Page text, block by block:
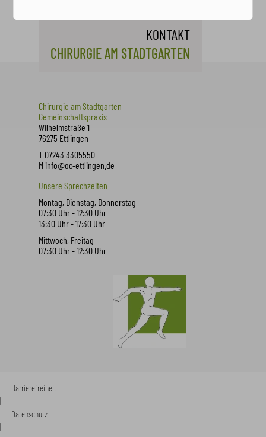
KONTAKT
CHIRURGIE AM STADTGARTEN
Chirurgie am Stadtgarten
Gemeinschaftspraxis
Wilhelmstraße 1
76275 Ettlingen
T 07243 3305550
M info@oc-ettlingen.de
Unsere Sprechzeiten
Montag, Dienstag, Donnerstag
07:30 Uhr - 12:30 Uhr
13:30 Uhr - 17:30 Uhr
Mittwoch, Freitag
07:30 Uhr - 12:30 Uhr
|
Datenschutz
|
Barrierefreiheit